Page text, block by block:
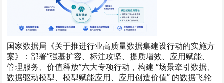
国家数据局《关于推进行业高质量数据集建设行动的实施方
案》：部署“强基扩容、标注攻坚、提质增效、应用赋能、
管理服务、价值释放”六大专项行动，构建 “场景牵引数据、
数据驱动模型、模型赋能应用、应用创造价值” 的数据飞轮